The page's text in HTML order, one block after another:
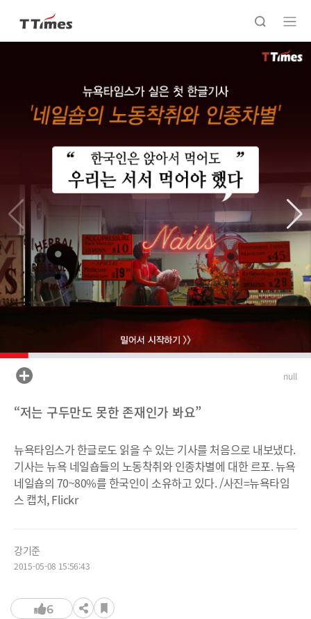
null
“저는 구두만도 못한 존재인가 봐요”
뉴욕타임스가 한글로도 읽을 수 있는 기사를 처음으로 내보냈다.
기사는 뉴욕 네일숍들의 노동착취와 인종차별에 대한 르포. 뉴욕
네일숍의 70~80%를 한국인이 소유하고 있다. /사진=뉴욕타임
스 캡처, Flickr
강기준
2015-05-08 15:56:43
6